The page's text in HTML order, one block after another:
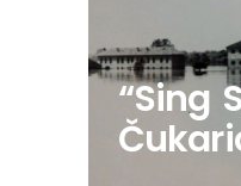
“Sing